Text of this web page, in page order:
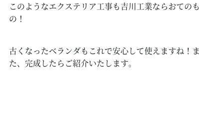
このようなエクステリア工事も吉川工業ならおてのも
の！
古くなったベランダもこれで安心して使えますね！ま
た、完成したらご紹介いたします。